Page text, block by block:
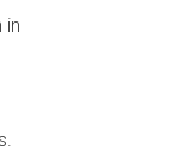
in